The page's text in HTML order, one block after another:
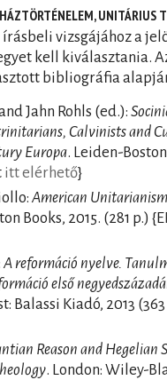
UNITÁRIUS
vizsgájához a
kell kiválasztania.
bibliográfia
Jahn Rohls (ed.):
Calvinists and
Europa. Leiden-
itt elérhető}
American
Books, 2015. (281 p.)
A reformáció nyelve.
első
Balassi Kiadó, 2013
Reason and Hegelian
. London: Wiley-